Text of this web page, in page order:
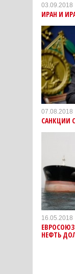
03.09.2018
ИРАН И
07.08.2018
САНКЦИИ
16.05.2018
ЕВРОСОЮЗ
НЕФТЬ